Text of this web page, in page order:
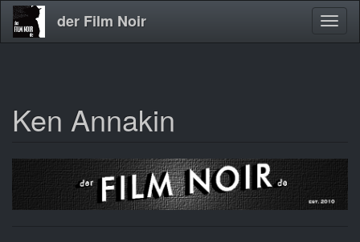
Direkt
zum
der Film Noir
Ken Annakin